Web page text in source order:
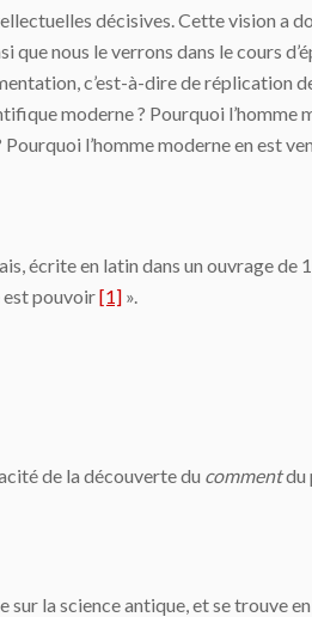
décisives. Cette vision a
nous le verrons dans le cours
c’est-à-dire de réplication
moderne ? Pourquoi l’homme
l’homme moderne en est
écrite en latin dans un ouvrage de
est pouvoir[1] ».
de la découverte du commentdu
la science antique, et se trouve